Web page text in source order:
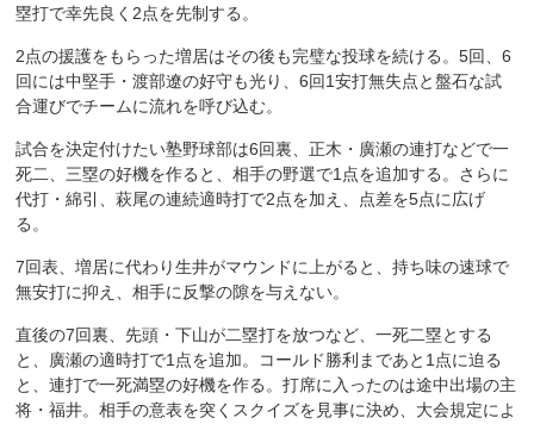
塁打で幸先良く2点を先制する。
2点の援護をもらった増居はその後も完璧な投球を続ける。5回、6
回には中堅手・渡部遼の好守も光り、6回1安打無失点と盤石な試
合運びでチームに流れを呼び込む。
試合を決定付けたい塾野球部は6回裏、正木・廣瀬の連打などで一
死二、三塁の好機を作ると、相手の野選で1点を追加する。さらに
代打・綿引、萩尾の連続適時打で2点を加え、点差を5点に広げ
る。
7回表、増居に代わり生井がマウンドに上がると、持ち味の速球で
無安打に抑え、相手に反撃の隙を与えない。
直後の7回裏、先頭・下山が二塁打を放つなど、一死二塁とする
と、廣瀬の適時打で1点を追加。コールド勝利まであと1点に迫る
と、連打で一死満塁の好機を作る。打席に入ったのは途中出場の主
将・福井。相手の意表を突くスクイズを見事に決め、大会規定によ